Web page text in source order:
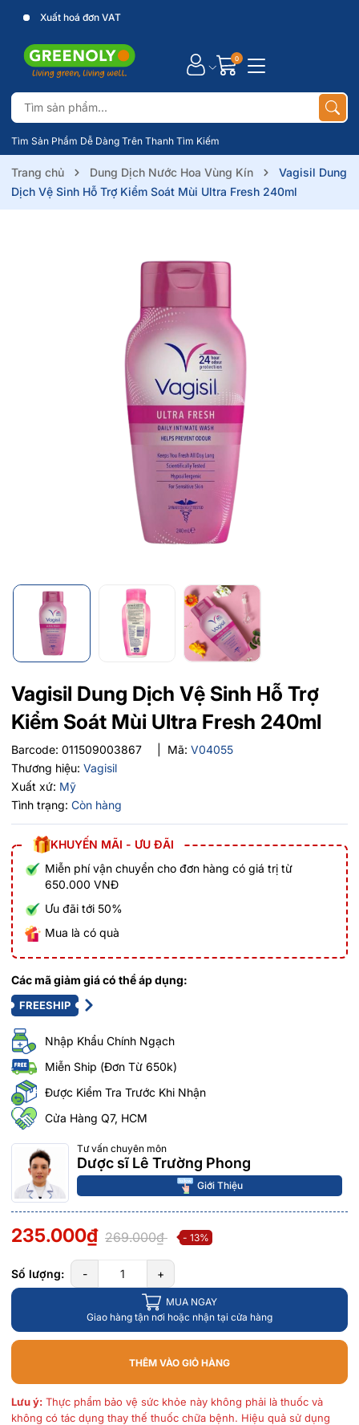
Xuất hoá đơn VAT
Tìm Sản Phẩm Dễ Dàng Trên Thanh Tìm Kiếm
0
Trang chủ Dung Dịch Nước Hoa Vùng Kín
Vagisil Dung
Dịch Vệ Sinh Hỗ Trợ Kiểm Soát Mùi Ultra Fresh 240ml
Vagisil Dung Dịch Vệ Sinh Hỗ Trợ
Kiểm Soát Mùi Ultra Fresh 240ml
Barcode: 011509003867 Mã: V04055
Thương hiệu: Vagisil
Xuất xứ: Mỹ
Tình trạng: Còn hàng
KHUYẾN MÃI - ƯU ĐÃI
Miễn phí vận chuyển cho đơn hàng có giá trị từ
650.000 VNĐ
Ưu đãi tới 50%
Mua là có quà
Các mã giảm giá có thể áp dụng:
FREESHIP
Nhập Khẩu Chính Ngạch
Miễn Ship (Đơn Từ 650k)
Được Kiểm Tra Trước Khi Nhận
Cửa Hàng Q7, HCM
Tư vấn chuyên môn
Dược sĩ Lê Trường Phong
Giới Thiệu
235.000₫ 269.000₫ - 13%
Số lượng: - +
MUA NGAY
Giao hàng tận nơi hoặc nhận tại cửa hàng
THÊM VÀO GIỎ HÀNG
Lưu ý: Thực phẩm bảo vệ sức khỏe này không phải là thuốc và
không có tác dụng thay thế thuốc chữa bệnh. Hiệu quả sử dụng